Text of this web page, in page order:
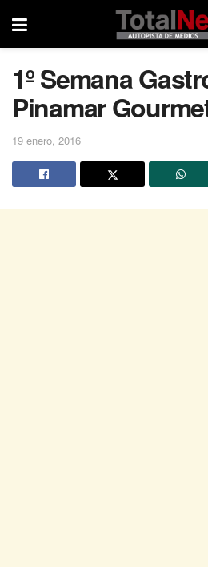
1º Semana
Pinamar
19 enero, 2016